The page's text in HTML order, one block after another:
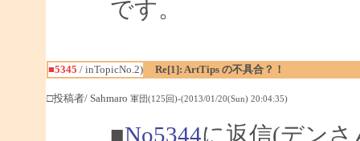
です。
■5345 / inTopicNo.2) Re[1]: ArtTips の不具合？！
□投稿者/ Sahmaro 軍団(125回)-(2013/01/20(Sun) 20:04:35)
■No5344に返信(デンさ